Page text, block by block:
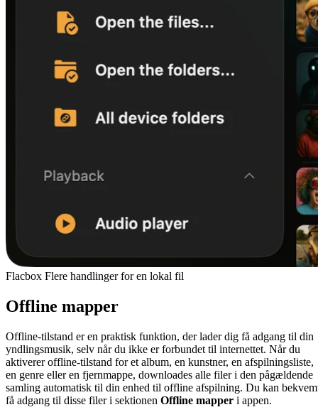
Flacbox Flere handlinger for en lokal fil
Offline mapper
Offline-tilstand er en praktisk funktion, der lader dig få adgang til din
yndlingsmusik, selv når du ikke er forbundet til internettet. Når du
aktiverer offline-tilstand for et album, en kunstner, en afspilningsliste,
en genre eller en fjernmappe, downloades alle filer i den pågældende
samling automatisk til din enhed til offline afspilning. Du kan
få adgang til disse filer i sektionen Offline mapper i appen.